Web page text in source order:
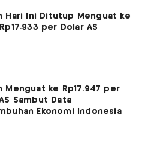
Hari Ini Ditutup Menguat ke
per Dolar AS
Menguat ke Rp17.947 per
Sambut Data
Ekonomi Indonesia